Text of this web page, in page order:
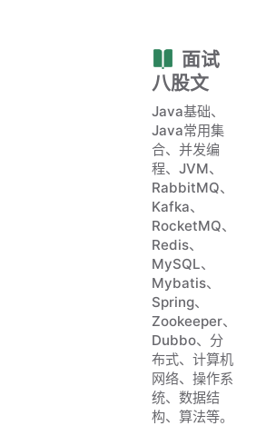
面试
八股文
Java基础、
Java常用集
合、并发编
程、JVM、
RabbitMQ、
Kafka、
RocketMQ、
Redis、
MySQL、
Mybatis、
Spring、
Zookeeper、
Dubbo、分
布式、计算机
网络、操作系
统、数据结
构、算法等。